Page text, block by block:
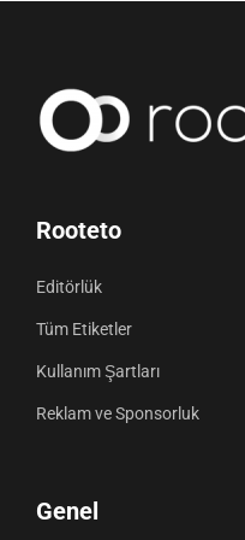
Rooteto
Editörlük
Tüm Etiketler
Kullanım Şartları
Reklam ve Sponsorluk
Genel